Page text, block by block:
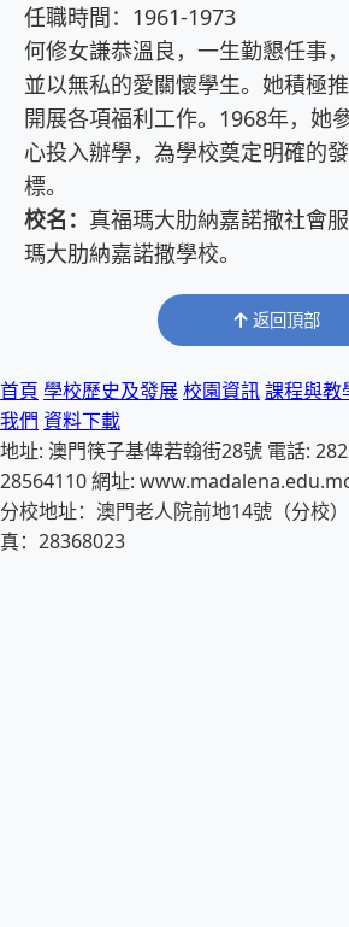
任職時間：1961-1973
何修女謙恭溫良，一生勤懇任事，
並以無私的愛關懷學生。她積極
開展各項福利工作。1968年，她
心投入辦學，為學校奠定明確的
標。
校名： 真福瑪大肋納嘉諾撒社會
瑪大肋納嘉諾撒學校。
返回頂部
首頁 學校歷史及發展校園資訊課程與教
我們 資料下載
地址: 澳門筷子基俾若翰街28號 電話:
28564110 網址:
分校地址：澳門老人院前地14號（分校
真：28368023